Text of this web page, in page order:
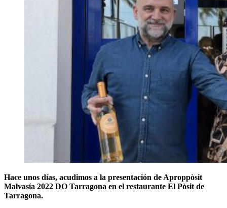
Hace unos días, acudimos a la presentación de Aproppòsit
Malvasía 2022 DO Tarragona en el restaurante El Pòsit de
Tarragona.